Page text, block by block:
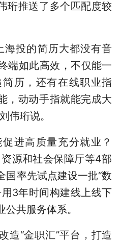
珩推送了多个匹配度较
投的简历大都没有音
端如此高效，不仅能一
历，还有在线职业指
，动动手指就能完成大
伟珩说。
高质量充分就业？
源和社会保障厅等4部
国率先试点建设一批“数
3年时间构建线上线下
共服务体系。
“金职汇”平台，打造